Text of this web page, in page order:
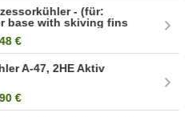
- (für:
base with skiving fins
€
A-47, 2HE Aktiv
€